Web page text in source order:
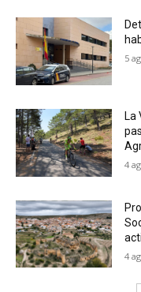
5
La
4
4